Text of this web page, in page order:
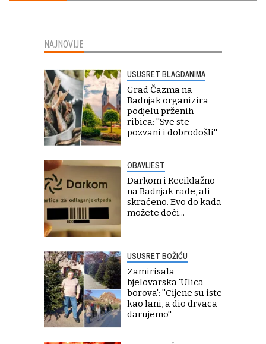
NAJNOVIJE
USUSRET BLAGDANIMA
Grad Čazma na
Badnjak organizira
podjelu prženih
ribica: ''Sve ste
pozvani i dobrodošli''
OBAVIJEST
Darkom i Reciklažno
na Badnjak rade, ali
skraćeno. Evo do kada
možete doći...
USUSRET BOŽIĆU
Zamirisala
bjelovarska 'Ulica
borova': ''Cijene su iste
kao lani, a dio drvaca
darujemo''